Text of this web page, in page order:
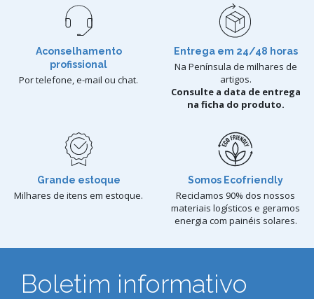
Aconselhamento
profissional
Por telefone, e-mail ou chat.
Entrega em 24/48 horas
Na Península de milhares de
artigos.
Consulte a data de entrega
na ficha do produto.
Grande estoque
Milhares de itens em estoque.
Somos Ecofriendly
Reciclamos 90% dos nossos
materiais logísticos e geramos
energia com painéis solares.
Boletim informativo